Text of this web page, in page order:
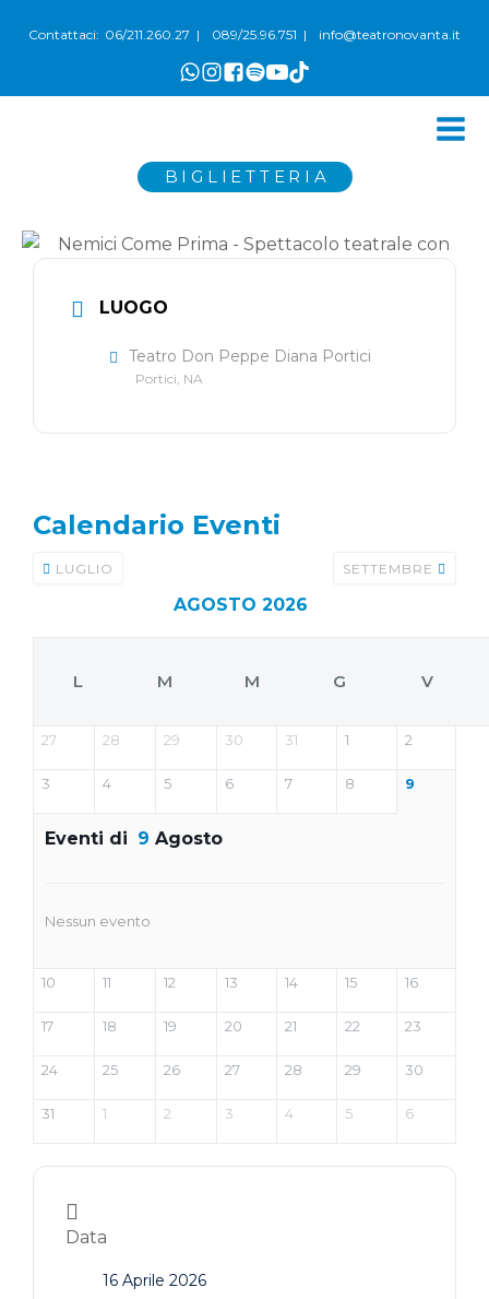
Contattaci: 06/211.260.27 | 089/25.96.751 | info@teatronovanta.it
BIGLIETTERIA
LUOGO
Teatro Don Peppe Diana Portici
Portici, NA
Calendario Eventi
LUGLIO
AGOSTO 2026
SETTEMBRE
L M M G V
27 28 29 30 31 1 2
3 4 5 6 7 8 9
Eventi di 9 Agosto
Nessun evento
10 11 12 13 14 15 16
17 18 19 20 21 22 23
24 25 26 27 28 29 30
31 1 2 3 4 5 6
Data
16 Aprile 2026